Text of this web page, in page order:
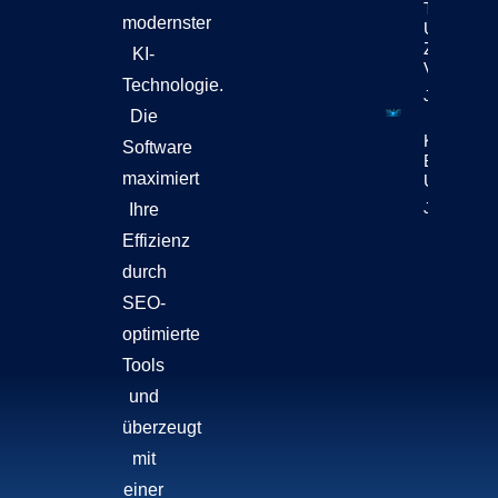
modernster
KI-
Technologie.
Die
Software
maximiert
Ihre
Effizienz
durch
SEO-
optimierte
Tools
und
überzeugt
mit
einer
Und
Zukunft
Verbindet
Jetzt
KI-
Bewegt
Jetzt